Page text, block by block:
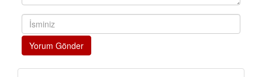
Yorum Gönder